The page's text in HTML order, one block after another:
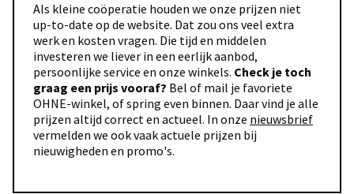
Als kleine coöperatie houden we onze prijzen niet
up-to-date op de website. Dat zou ons veel extra
werk en kosten vragen. Die tijd en middelen
investeren we liever in een eerlijk aanbod,
persoonlijke service en onze winkels. Check je toch
graag een prijs vooraf? Bel of mail je favoriete
OHNE-winkel, of spring even binnen. Daar vind je alle
prijzen altijd correct en actueel. In onze nieuwsbrief
vermelden we ook vaak actuele prijzen bij
nieuwigheden en promo's.